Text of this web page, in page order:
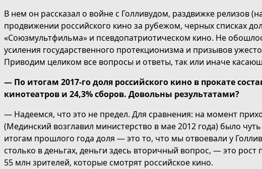
В нем он рассказал о войне с Голливудом, раздвижке релизов
продвижении российского кино за рубежом, черных списках
«Союзмультфильма» и псевдопатриотическом кино. Не
усиления государственного протекционизма и призывов
Приводим целиком все вопросы и ответы, так или иначе
— По итогам 2017-го доля российского кино в прокате
кинотеатров и 24,3% сборов. Довольны результатами?
— Надеемся, что это не предел. Для сравнения: на момент
(Мединский возглавил министерство в мае 2012 года) было
итогам прошлого года доля — это то, что мы отвоевали у
столько в деньгах, деньги здесь вторичный вопрос, — это
55 млн зрителей, которые смотрят российское кино.